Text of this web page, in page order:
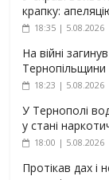
крапку:
18:35 | 5.08.2026
На війні
Тернопільщини
18:23 | 5.08.2026
У Тернополі
у стані
18:00 | 5.08.2026
Протікав дах і